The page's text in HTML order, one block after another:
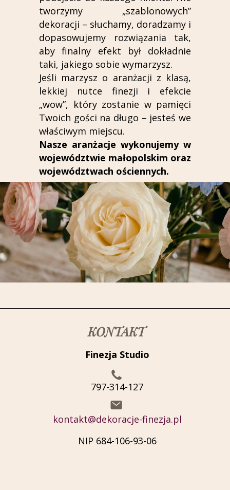
tworzymy „szablonowych”
dekoracji – słuchamy, doradzamy i
dopasowujemy rozwiązania tak,
aby finalny efekt był dokładnie
taki, jakiego sobie wymarzysz.
Jeśli marzysz o aranżacji z klasą,
lekkiej nutce finezji i efekcie
„wow”, który zostanie w pamięci
Twoich gości na długo – jesteś we
właściwym miejscu.
Nasze aranżacje wykonujemy w
województwie małopolskim oraz
województwach ościennych.
KONTAKT
Finezja Studio
797-314-127
kontakt@dekoracje-finezja.pl
NIP 684-106-93-06